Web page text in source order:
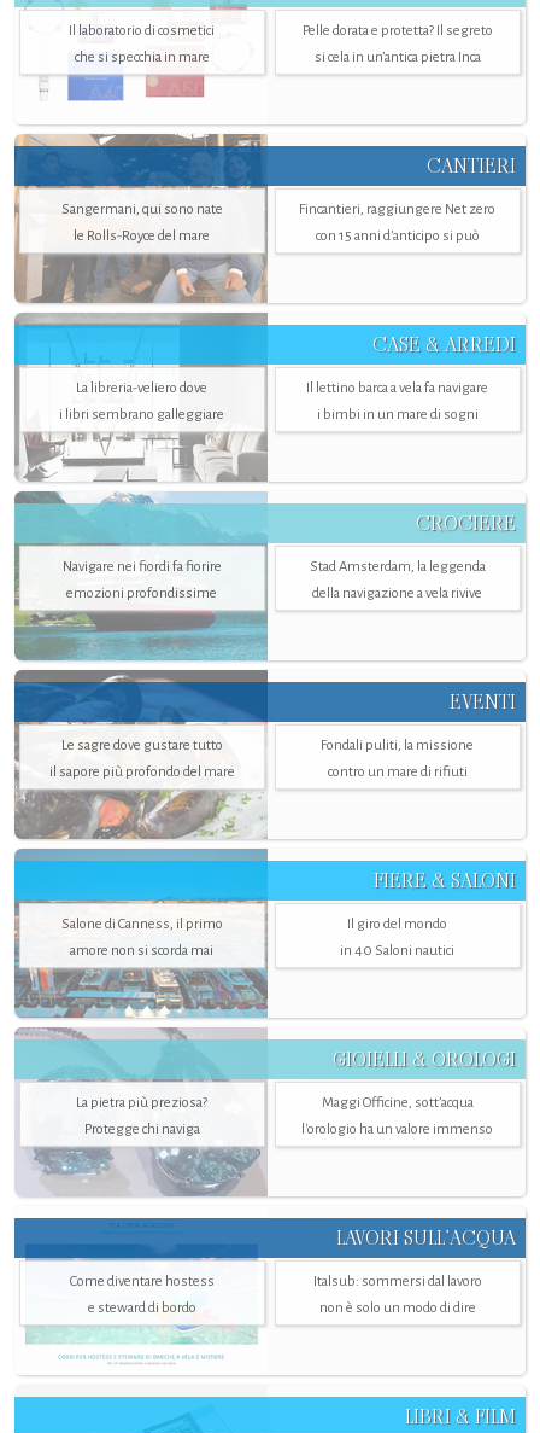
Il laboratorio di cosmetici
che si specchia in mare
Pelle dorata e protetta? Il segreto
si cela in un’antica pietra Inca
CANTIERI
Sangermani, qui sono nate
le Rolls-Royce del mare
Fincantieri, raggiungere Net zero
con 15 anni d'anticipo si può
CASE & ARREDI
La libreria-veliero dove
i libri sembrano galleggiare
Il lettino barca a vela fa navigare
i bimbi in un mare di sogni
CROCIERE
Navigare nei fiordi fa fiorire
emozioni profondissime
Stad Amsterdam, la leggenda
della navigazione a vela rivive
EVENTI
Le sagre dove gustare tutto
il sapore più profondo del mare
Fondali puliti, la missione
contro un mare di rifiuti
FIERE & SALONI
Salone di Canness, il primo
amore non si scorda mai
Il giro del mondo
in 40 Saloni nautici
GIOIELLI & OROLOGI
La pietra più preziosa?
Protegge chi naviga
Maggi Officine, sott’acqua
l'orologio ha un valore immenso
LAVORI SULL’ACQUA
Come diventare hostess
e steward di bordo
Italsub: sommersi dal lavoro
non è solo un modo di dire
LIBRI & FILM